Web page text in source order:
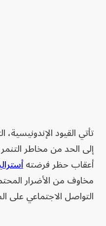
تأتي القيود
إلى الحد من مخاطر
أعقاب حظر فرضته
مخاوف من الأضرار
التواصل الاجتماعي على